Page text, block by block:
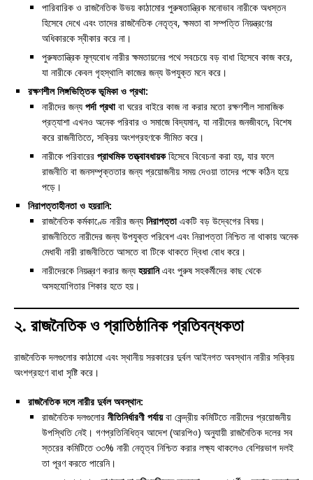
পারিবারিক ও রাজনৈতিক উভয় কাঠামোর পুরুষতান্ত্রিক মনোভাব নারীকে অধস্তন
হিসেবে দেখে এবং তাদের রাজনৈতিক নেতৃত্ব, ক্ষমতা বা সম্পত্তি নিয়ন্ত্রণের
অধিকারকে স্বীকার করে না।
পুরুষতান্ত্রিক মূল্যবোধ নারীর ক্ষমতায়নের পথে সবচেয়ে বড় বাধা হিসেবে কাজ করে,
যা নারীকে কেবল গৃহস্থালি কাজের জন্য উপযুক্ত মনে করে।
রক্ষণশীল লিঙ্গভিত্তিক ভূমিকা ও প্রথা:
নারীদের জন্য পর্দা প্রথাবা ঘরের বাইরে কাজ না করার মতো রক্ষণশীল সামাজিক
প্রত্যাশা এখনও অনেক পরিবার ও সমাজে বিদ্যমান, যা নারীদের জনজীবনে, বিশেষ
করে রাজনীতিতে, সক্রিয় অংশগ্রহণকে সীমিত করে।
নারীকে পরিবারের প্রাথমিক তত্ত্বাবধায়কহিসেবে বিবেচনা করা হয়, যার ফলে
রাজনীতি বা জনসম্পৃক্ততার জন্য প্রয়োজনীয় সময় দেওয়া তাদের পক্ষে কঠিন হয়ে
পড়ে।
নিরাপত্তাহীনতা ও হয়রানি:
রাজনৈতিক কর্মকাণ্ডে নারীর জন্য নিরাপত্তাএকটি বড় উদ্বেগের বিষয়।
রাজনীতিতে নারীদের জন্য উপযুক্ত পরিবেশ এবং নিরাপত্তা নিশ্চিত না থাকায় অনেক
মেধাবী নারী রাজনীতিতে আসতে বা টিকে থাকতে দ্বিধা বোধ করে।
নারীদেরকে নিয়ন্ত্রণ করার জন্য হয়রানিএবং পুরুষ সহকর্মীদের কাছ থেকে
অসহযোগিতার শিকার হতে হয়।
২. রাজনৈতিক ও প্রাতিষ্ঠানিক প্রতিবন্ধকতা
রাজনৈতিক দলগুলোর কাঠামো এবং স্থানীয় সরকারের দুর্বল আইনগত অবস্থান নারীর সক্রিয়
অংশগ্রহণে বাধা সৃষ্টি করে।
রাজনৈতিক দলে নারীর দুর্বল অবস্থান:
রাজনৈতিক দলগুলোর নীতিনির্ধারণী পর্যায়বা কেন্দ্রীয় কমিটিতে নারীদের প্রয়োজনীয়
উপস্থিতি নেই। গণপ্রতিনিধিত্ব আদেশ (আরপিও) অনুযায়ী রাজনৈতিক দলের সব
স্তরের কমিটিতে ৩৩% নারী নেতৃত্ব নিশ্চিত করার লক্ষ্য থাকলেও বেশিরভাগ দলই
তা পূরণ করতে পারেনি।